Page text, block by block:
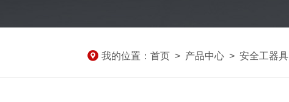
我的位置： 首页 > 产品中心 > 安全工器具